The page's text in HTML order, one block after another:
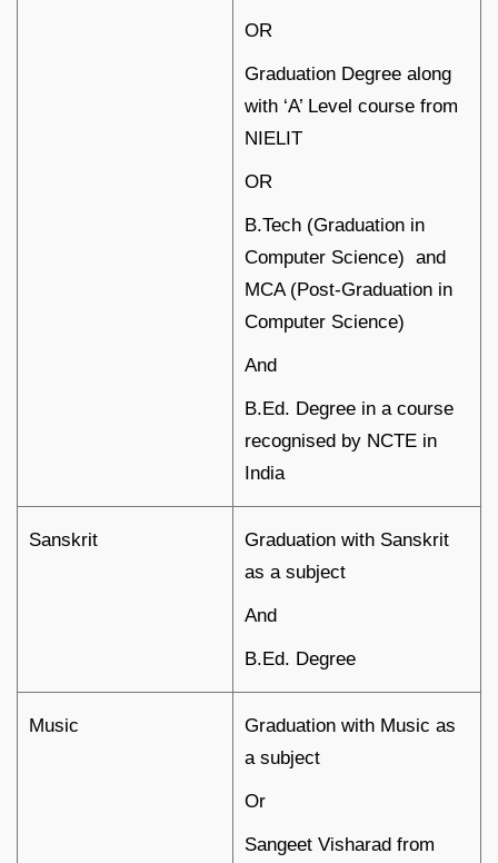
OR
Graduation Degree along
with ‘A’ Level course from
NIELIT
OR
B.Tech (Graduation in
Computer Science) and
MCA (Post-Graduation in
Computer Science)
And
B.Ed. Degree in a course
recognised by NCTE in
India
Sanskrit
Graduation with Sanskrit
as a subject
And
B.Ed. Degree
Music
Graduation with Music as
a subject
Or
Sangeet Visharad from